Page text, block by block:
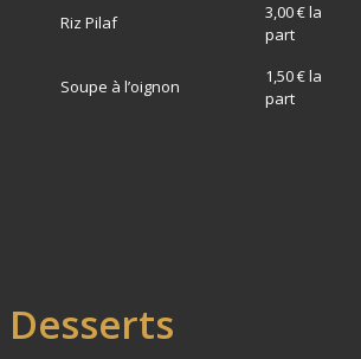
Riz Pilaf
3,00 € la
part
Soupe à l’oignon
1,50 € la
part
Desserts